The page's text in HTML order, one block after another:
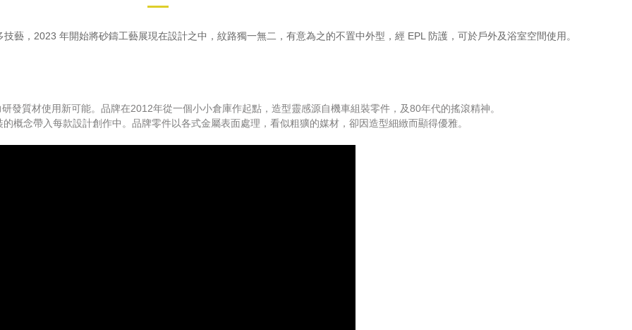
藝，2023 年開始將砂鑄工藝展現在設計之中，紋路獨一無二，有意為之的不置中外型，經 EPL 防護，可於戶外及浴室空間使用。
發質材使用新可能。品牌在2012年從一個小小倉庫作起點，造型靈感源自機車組裝零件，及80年代的搖滾精神。
概念帶入每款設計創作中。品牌零件以各式金屬表面處理，看似粗獷的媒材，卻因造型細緻而顯得優雅。